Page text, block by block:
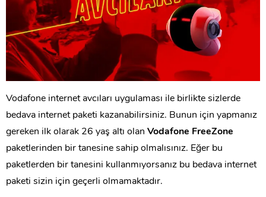
Vodafone internet avcıları uygulaması ile birlikte sizlerde
bedava internet paketi kazanabilirsiniz. Bunun için yapmanız
gereken ilk olarak 26 yaş altı olan Vodafone FreeZone
paketlerinden bir tanesine sahip olmalısınız. Eğer bu
paketlerden bir tanesini kullanmıyorsanız bu bedava internet
paketi sizin için geçerli olmamaktadır.